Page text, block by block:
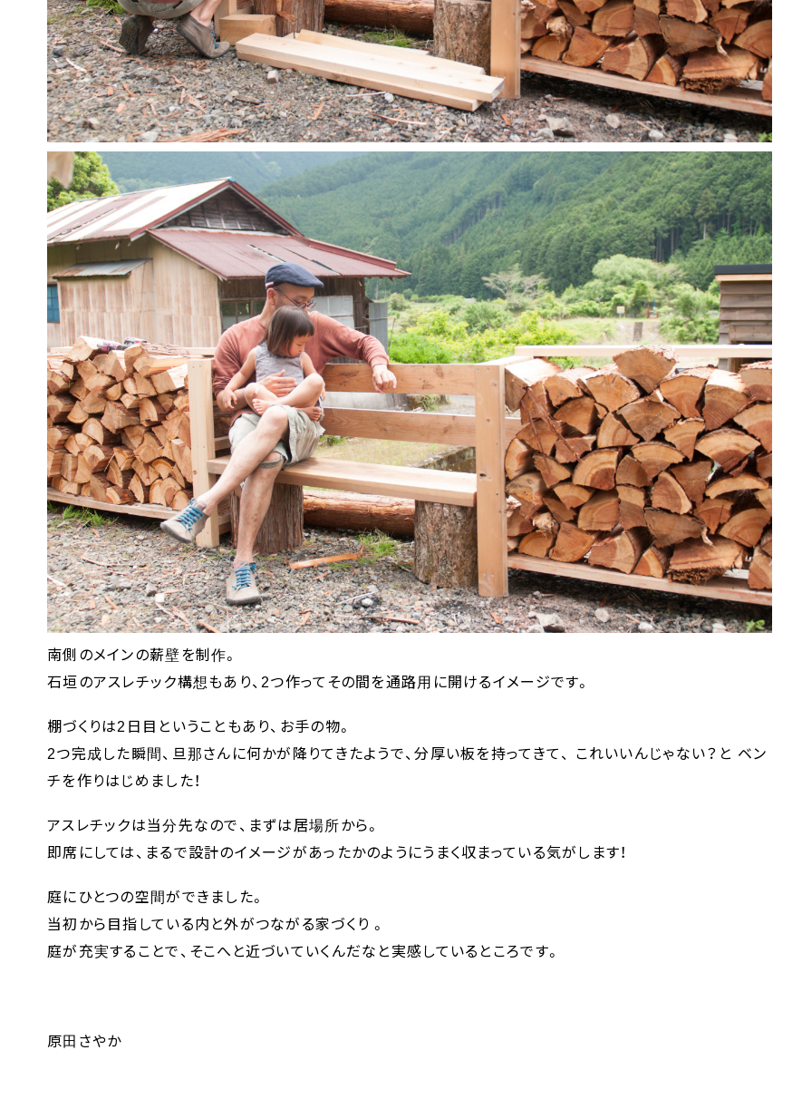
南側のメインの薪壁を制作。
石垣のアスレチック構想もあり、2つ作ってその間を通路用に開けるイメージです。
棚づくりは2日目ということもあり、お手の物。
2つ完成した瞬間、旦那さんに何かが降りてきたようで、分厚い板を持ってきて、 これいいんじゃない？と ベン
チを作りはじめました！
アスレチックは当分先なので、まずは居場所から。
即席にしては、まるで設計のイメージがあったかのようにうまく収まっている気がします！
庭にひとつの空間ができました。
当初から目指している内と外がつながる家づくり 。
庭が充実することで、そこへと近づいていくんだなと実感しているところです。
原田さやか